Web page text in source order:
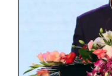
终
信
校友总
总
关闭